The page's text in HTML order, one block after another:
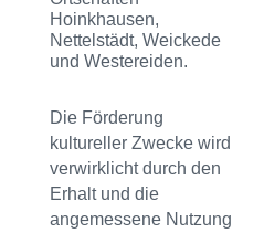
Hoinkhausen,
Nettelstädt, Weickede
und Westereiden.
Die Förderung
kultureller Zwecke wird
verwirklicht durch den
Erhalt und die
angemessene Nutzung